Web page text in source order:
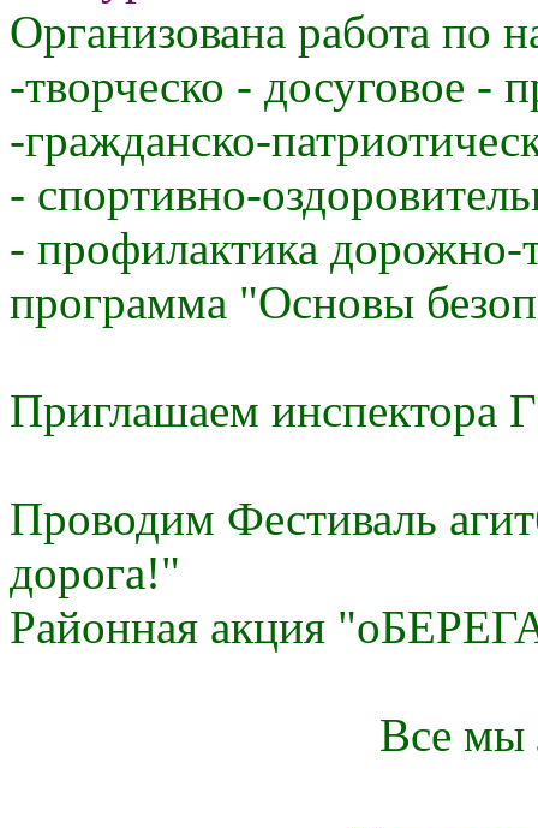
Организована работа по
-творческо - досуговое -
-гражданско-
- спортивно-
- профилактика
программа "Основы
Приглашаем инспектора
Проводим Фестиваль
дорога!"
Районная акция
Все мы